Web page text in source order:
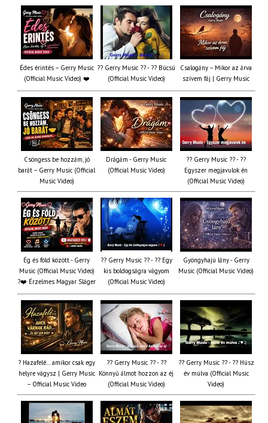
Édes érintés – Gerry Music
(Official Music Video) ❤️
?? Gerry Music ?? - ?? Búcsú
(Official Music Video)
Csalogány – Mikor az árva
szívem fáj | Gerry Music
Csöngess be hozzám, jó
barát – Gerry Music (Official
Music Video)
Drágám - Gerry Music
(Official Music Video)
?? Gerry Music ?? - ??
Egyszer megjavulok én
(Official Music Video)
Ég és föld között - Gerry
Music (Official Music Video)
?❤️ Érzelmes Magyar Sláger
?? Gerry Music ?? - ?? Egy
kis boldogságra vágyom
(Official Music Video)
Gyöngyhajú lány - Gerry
Music (Official Music Video)
? Hazafelé… amikor csak egy
helyre vágysz | Gerry Music
– Official Music Video
?? Gerry Music ?? - ??
Könnyű álmot hozzon az éj
(Official Music Video)
?? Gerry Music ?? - ?? Húsz
év múlva (Official Music
Video)